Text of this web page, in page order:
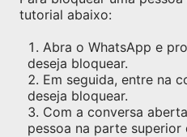
tutorial abaixo:
Abra o WhatsApp e
deseja bloquear.
Em seguida, entre na
deseja bloquear.
Com a conversa
pessoa na parte superior